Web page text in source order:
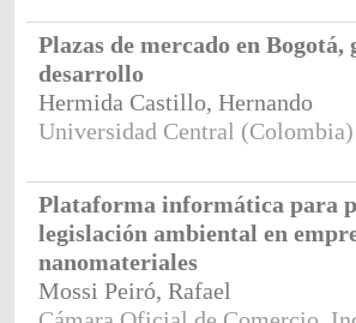
Plazas de mercado en
desarrollo
Hermida Castillo, Hernando
Universidad Central (Colombia)
Plataforma informática para
legislación ambiental en
nanomateriales
Mossi Peiró, Rafael